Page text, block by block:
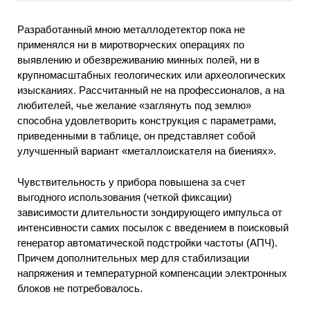
Разработанный мною металлодетектор пока не
применялся ни в миротворческих операциях по
выявлению и обезвреживанию минных полей, ни в
крупномасштабных геологических или археологических
изысканиях. Рассчитанный не на профессионалов, а на
любителей, чье желание «заглянуть под землю»
способна удовлетворить конструкция с параметрами,
приведенными в таблице, он представляет собой
улучшенный вариант «металлоискателя на биениях».
Чувствительность у прибора повышена за счет
выгодного использования (четкой фиксации)
зависимости длительности зондирующего импульса от
интенсивности самих посылок с введением в поисковый
генератор автоматической подстройки частоты (АПЧ).
Причем дополнительных мер для стабилизации
напряжения и температурной компенсации электронных
блоков не потребовалось.